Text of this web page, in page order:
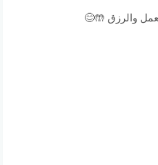
والرزق 🤲😊